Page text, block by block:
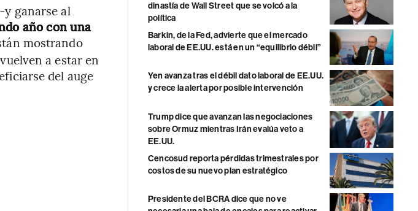
ganarse al
año con una
mostrando
a estar en
del auge
dinastía de Wall Street que se volcó a la
política
Barkin, de la Fed, advierte que el mercado
laboral de EE.UU. está en un “equilibrio débil”
Yen avanza tras el débil dato laboral de EE.UU.
y crece la alerta por posible intervención
Trump dice que avanzan las negociaciones
sobre Ormuz mientras Irán evalúa veto a
EE.UU.
Cencosud reporta pérdidas trimestrales por
costos de su nuevo plan estratégico
Presidente del BCRA dice que no ve